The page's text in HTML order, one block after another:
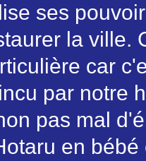
ses
la ville.
car
par notre
pas mal
en